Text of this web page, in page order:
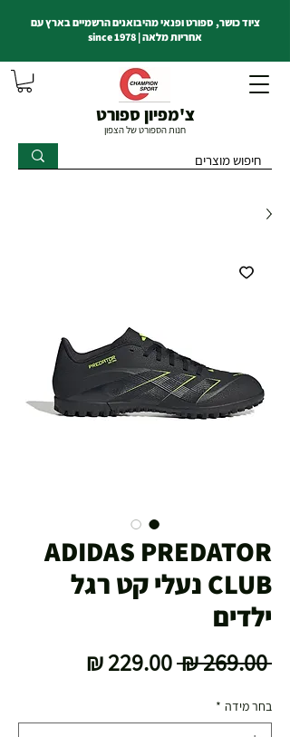
צ'מפיון ספורט
חנות הספורט של הצפון
ציוד כושר, ספורט ופנאי מהיבואנים הרשמיים בארץ עם
אחריות מלאה | since 1978
ADIDAS PREDATOR
CLUB נעלי קט רגל
ילדים
‏269.00 ‏₪
מחיר
בחר מידה *